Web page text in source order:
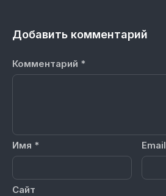
Добавить комментарий
Комментарий *
Имя * Email
Сайт